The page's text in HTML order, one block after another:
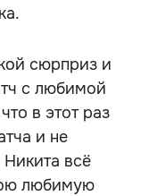
сюрприз и
с любимой
в этот раз
и не
всё
любимую